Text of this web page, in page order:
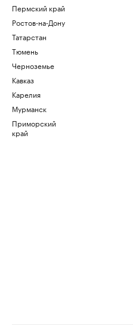
Пермский край
Ростов-на-Дону
Татарстан
Тюмень
Черноземье
Кавказ
Карелия
Мурманск
Приморский
край